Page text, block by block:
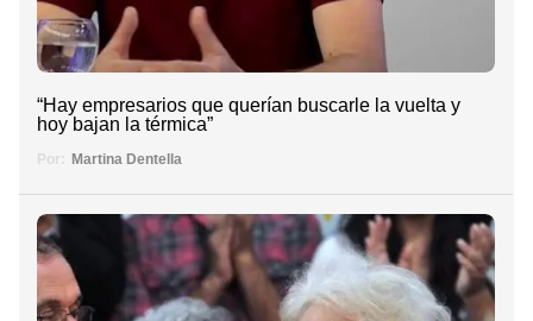
“Hay empresarios que querían buscarle la vuelta y
hoy bajan la térmica”
Por: Martina Dentella